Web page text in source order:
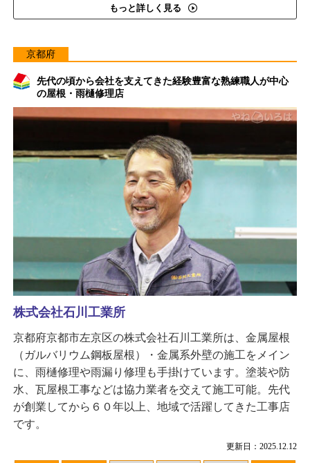
もっと詳しく見る
京都府
先代の頃から会社を支えてきた経験豊富な熟練職人が中心
の屋根・雨樋修理店
更新日：2025.12.12
株式会社石川工業所
京都府京都市左京区の株式会社石川工業所は、金属屋根
（ガルバリウム鋼板屋根）・金属系外壁の施工をメイン
に、雨樋修理や雨漏り修理も手掛けています。塗装や防
水、瓦屋根工事などは協力業者を交えて施工可能。先代
が創業してから６０年以上、地域で活躍してきた工事店
です。